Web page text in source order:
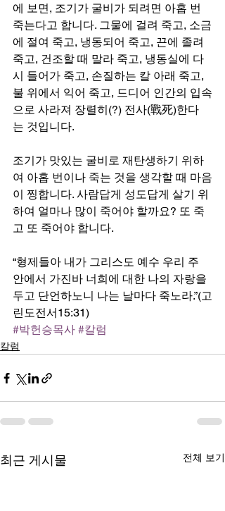
에 보면, 조기가 굴비가 되려면 아홉 번
죽는다고 합니다. 그물에 걸려 죽고, 소금
에 절여 죽고, 냉동되어 죽고, 끈에 졸려
죽고, 건조할 때 말라 죽고, 냉동실에 다
시 들어가 죽고, 손질하는 칼 아래 죽고,
불 위에서 익어 죽고, 드디어 인간의 입속
으로 사라져 장렬히(?) 전사(戰死)한다
는 것입니다.
조기가 맛있는 굴비로 재탄생하기 위하
여 아홉 번이나 죽는 것을 생각할 때 마음
이 찡합니다. 사람답게 성도답게 살기 위
하여 얼마나 많이 죽어야 할까요? 또 죽
고 또 죽어야 합니다.
“형제들아 내가 그리스도 예수 우리 주
안에서 가진바 너희에 대한 나의 자랑을
두고 단언하노니 나는 날마다 죽노라.”(고
린도전서15:31)
#박헌승목사 #칼럼
칼럼
최근 게시물 전체 보기